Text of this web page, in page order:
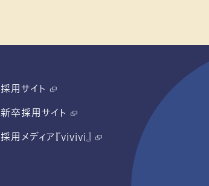
採用サイト
新卒採用サイト
採用メディア『vivivi』